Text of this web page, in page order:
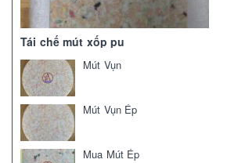
Tái chế mút xốp pu
Mút Vụn
Mút Vụn Ép
Mua Mút Ép